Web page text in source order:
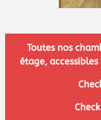
Toutes nos
étage,